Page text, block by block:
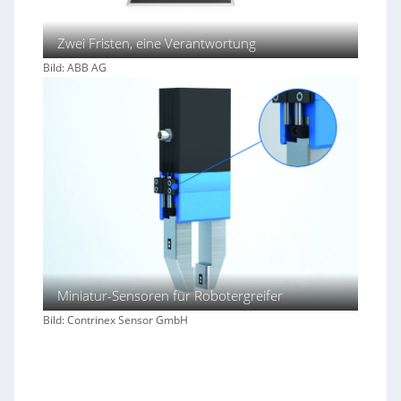
Zwei Fristen, eine Verantwortung
Bild: ABB AG
Miniatur-Sensoren für Robotergreifer
Bild: Contrinex Sensor GmbH